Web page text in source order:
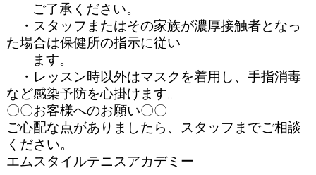
ご了承ください。
・スタッフまたはその家族が濃厚接触者となっ
た場合は保健所の指示に従い
ます。
・レッスン時以外はマスクを着用し、手指消毒
など感染予防を心掛けます。
〇〇お客様へのお願い〇〇
ご心配な点がありましたら、スタッフまでご相談
ください。
エムスタイルテニスアカデミー